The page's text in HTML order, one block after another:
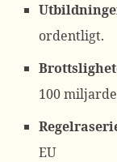
ordentligt.
100
EU